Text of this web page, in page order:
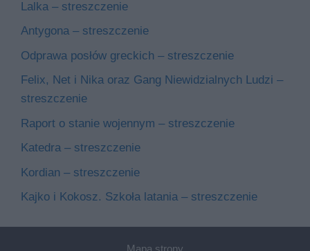
Lalka – streszczenie
Antygona – streszczenie
Odprawa posłów greckich – streszczenie
Felix, Net i Nika oraz Gang Niewidzialnych Ludzi –
streszczenie
Raport o stanie wojennym – streszczenie
Katedra – streszczenie
Kordian – streszczenie
Kajko i Kokosz. Szkoła latania – streszczenie
Mapa strony